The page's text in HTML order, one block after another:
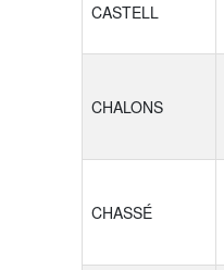
CASTELL
CHALONS
CHASSÉ